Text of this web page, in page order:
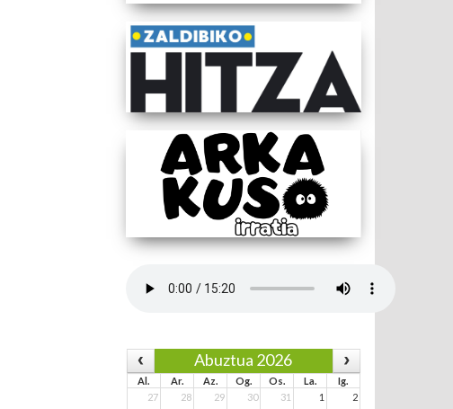
Abuztua 2026
Al. Ar. Az. Og. Os. La.
Ig.
27
28 29 30 31 1 2